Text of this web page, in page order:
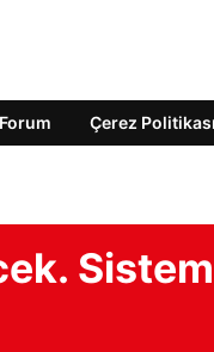
Forum Çerez Politikası
Sistem